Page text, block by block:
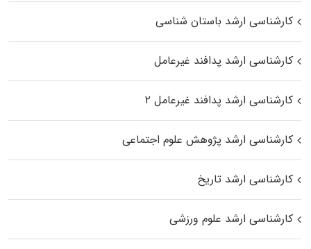
کارشناسی ارشد باستان شناسی
کارشناسی ارشد پدافند غیرعامل
کارشناسی ارشد پدافند غیرعامل ۲
کارشناسی ارشد پژوهش علوم اجتماعی
کارشناسی ارشد تاریخ
کارشناسی ارشد علوم ورزشی